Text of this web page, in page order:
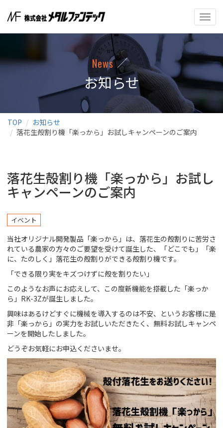
ナ
ビ
ゲ
シ
ョ
ン
の
切
替
News
お知らせ
TOP
お知らせ
落花生殻割り機「楽っから」お試しキャンペーンのご案内
落花生殻割り機「楽っから」お試し
キャンペーンのご案内
イベント
当社オリジナル開発製品「楽っから」は、落花生の殻割りに苦労さ
れている農家の方々のご要望を受けて誕生した、「どこでも」「楽
に、たのしく」落花生の殻割りができる殻割り機です。
「できる限り実をキズつけずに殻を割りたい」
このようなお声にお応えして、この度新機能を搭載した「楽っか
ら」RK-3Zが誕生しました。
興味はあるけどすぐに機械を導入するのは不安、というお客様に是
非「楽っから」の実力をお試しいただきたく、無料お試しキャンペ
ーンを開始したしました。
どうぞお気軽にお申込くださいませ。